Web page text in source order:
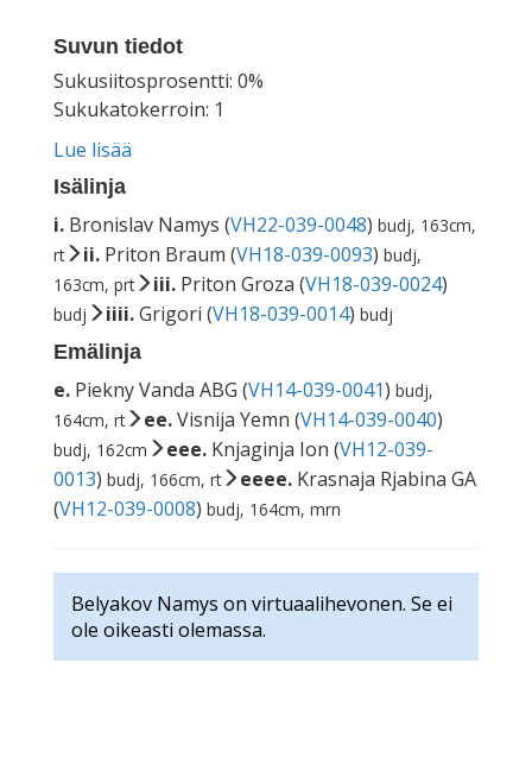
Suvun tiedot
Sukusiitosprosentti: 0%
Sukukatokerroin: 1
Lue lisää
Isälinja
i. Bronislav Namys (VH22-039-0048) budj, 163cm,
rt
ii. Priton Braum (VH18-039-0093) budj,
163cm, prt
iii. Priton Groza (VH18-039-0024)
budj iiii.Grigori (VH18-039-0014) budj
Emälinja
e. Piekny Vanda ABG (VH14-039-0041) budj,
164cm, rt
ee.Visnija Yemn (VH14-039-0040)
budj, 162cm eee. Knjaginja Ion (VH12-039-
0013) budj, 166cm, rt eeee. Krasnaja Rjabina GA
(VH12-039-0008) budj, 164cm, mrn
Belyakov Namys on virtuaalihevonen. Se ei
ole oikeasti olemassa.